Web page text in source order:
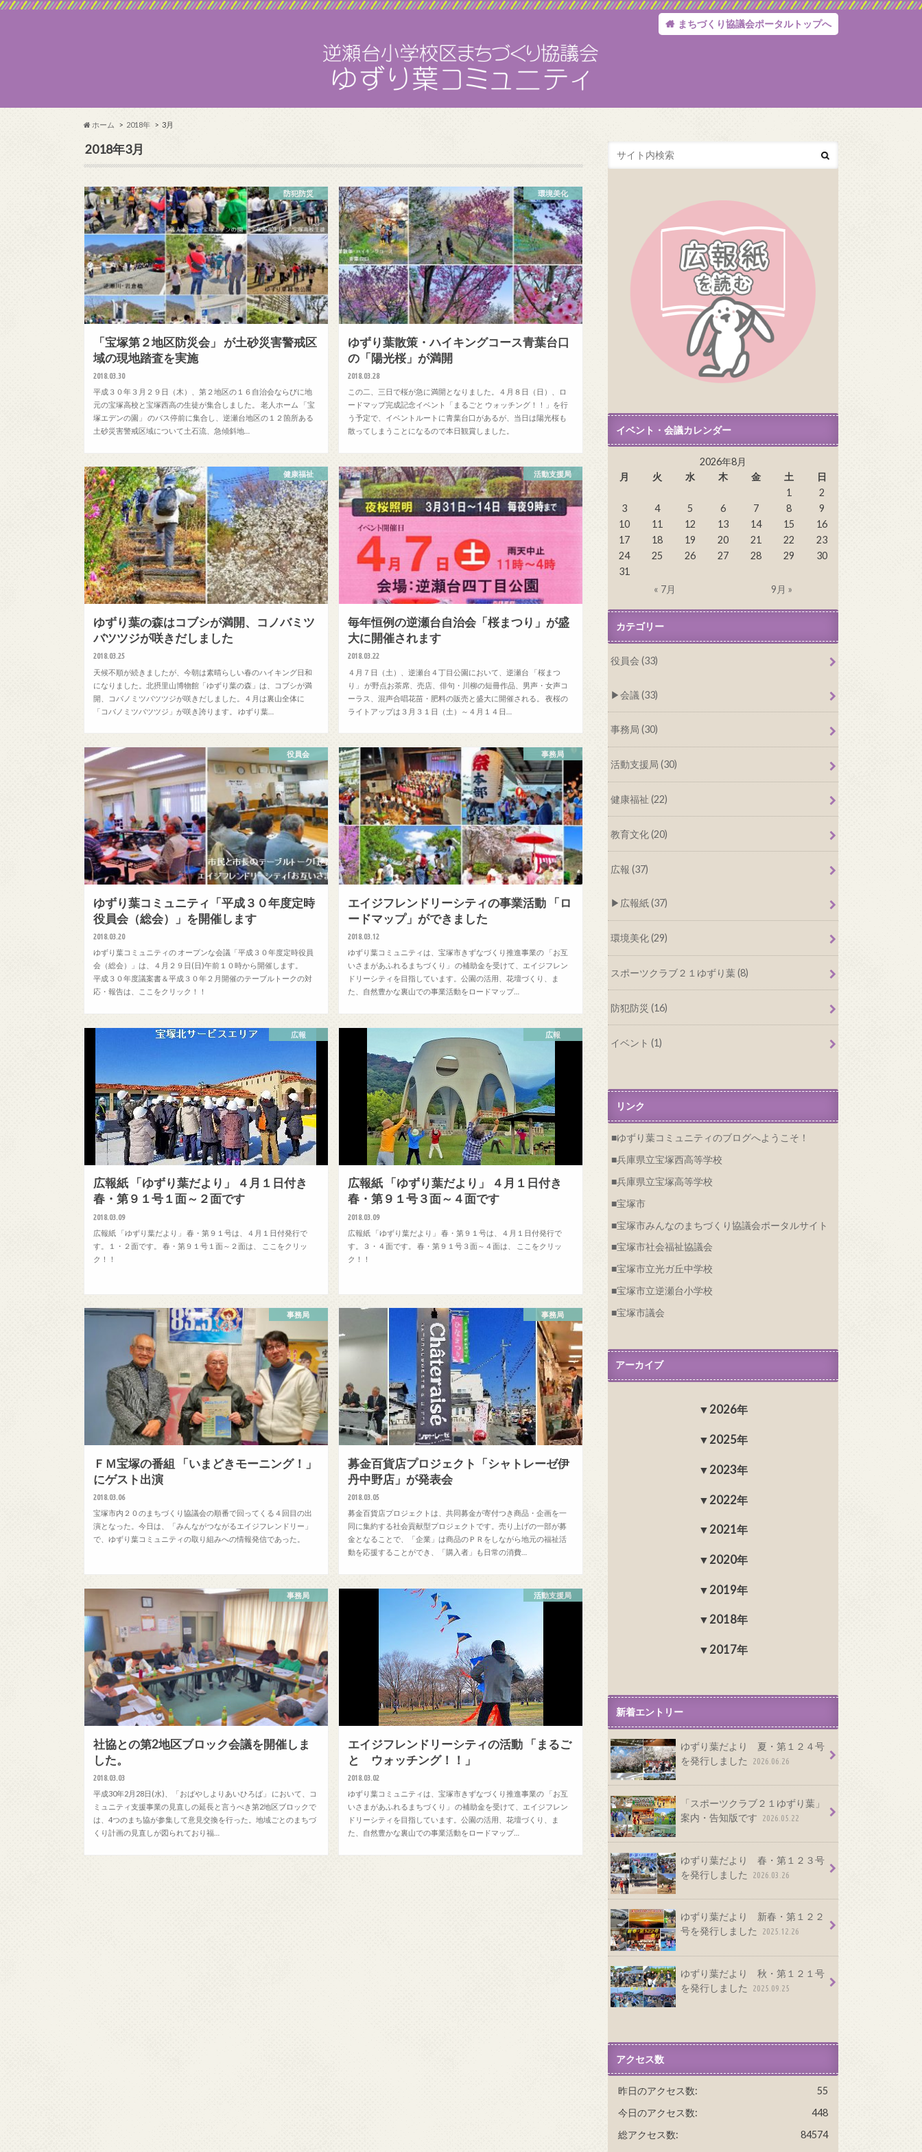
まちづくり協議会ポータルトップへ
ホーム 2018年 3月
2018年3月
防犯防災
「宝塚第２地区防災会」 が土砂災害警戒区
域の現地踏査を実施
2018.03.30
平成３０年３月２９日（木）、第２地区の１６自治会ならびに地
元の宝塚高校と宝塚西高の生徒が集合しました。 老人ホーム 「宝
塚エデンの園」 のバス停前に集合し、逆瀬台地区の１２箇所ある
土砂災害警戒区域について土石流、急傾斜地…
環境美化
ゆずり葉散策・ハイキングコース青葉台口
の「陽光桜」が満開
2018.03.28
この二、三日で桜が急に満開となりました。４月８日（日）、ロ
ードマップ完成記念イベント「まるごと ウォッチング！！」を行
う予定で、イベントルートに青葉台口があるが、当日は陽光桜も
散ってしまうことになるので本日観賞しました。
健康福祉
ゆずり葉の森はコブシが満開、コノバミツ
バツツジが咲きだしました
2018.03.25
天候不順が続きましたが、今朝は素晴らしい春のハイキング日和
になりました。北摂里山博物館「ゆずり葉の森」は、コブシが満
開、コバノミツバツツジが咲きだしました。４月は裏山全体に
「コバノミツバツツジ」が咲き誇ります。 ゆずり葉…
活動支援局
毎年恒例の逆瀬台自治会「桜まつり」が盛
大に開催されます
2018.03.22
４月７日（土）、逆瀬台４丁目公園において、逆瀬台 「桜まつ
り」 が野点お茶席、売店、俳句・川柳の短冊作品、男声・女声コ
ーラス、混声合唱花苗・肥料の販売と盛大に開催される。 夜桜の
ライトアップは３月３１日（土）～４月１４日…
役員会
ゆずり葉コミュニティ「平成３０年度定時
役員会（総会）」を開催します
2018.03.20
ゆずり葉コミュニティの オープンな会議「平成３０年度定時役員
会（総会）」は、４月２９日(日)午前１０時から開催します。
平成３０年度議案書＆平成３０年２月開催のテーブルトークの対
応・報告は、ここをクリック！！
事務局
エイジフレンドリーシティの事業活動 「ロ
ードマップ」ができました
2018.03.12
ゆずり葉コミュニティは、宝塚市きずなづくり推進事業の 「お互
いさまがあふれるまちづくり」 の補助金を受けて、エイジフレン
ドリーシティを目指しています。公園の活用、花壇づくり、ま
た、自然豊かな裏山での事業活動をロードマップ…
広報
広報紙 「ゆずり葉だより」 ４月１日付き
春・第９１号１面～２面です
2018.03.09
広報紙 「ゆずり葉だより」 春・第９１号は、４月１日付発行で
す。１・２面です。 春・第９１号１面～２面は、 ここをクリッ
ク！！
広報
広報紙 「ゆずり葉だより」 ４月１日付き
春・第９１号３面～４面です
2018.03.09
広報紙 「ゆずり葉だより」 春・第９１号は、４月１日付発行で
す。３・４面です。 春・第９１号３面～４面は、 ここをクリッ
ク！！
事務局
ＦＭ宝塚の番組 「いまどきモーニング！」
にゲスト出演
2018.03.06
宝塚市内２０のまちづくり協議会の順番で回ってくる４回目の出
演となった。今日は、「みんながつながるエイジフレンドリー」
で、ゆずり葉コミュニティの取り組みへの情報発信であった。
事務局
募金百貨店プロジェクト「シャトレーゼ伊
丹中野店」が発表会
2018.03.05
募金百貨店プロジェクトは、共同募金が寄付つき商品・企画を一
同に集約する社会貢献型プロジェクトです。売り上げの一部が募
金となることで、「企業」は商品のＰＲをしながら地元の福祉活
動を応援することができ、「購入者」も日常の消費…
事務局
社協との第2地区ブロック会議を開催しま
した。
2018.03.03
平成30年2月28日(水)、「おばやしよりあいひろば」 において、コ
ミュニティ支援事業の見直しの延長と言うべき第2地区ブロックで
は、4つのまち協が参集して意見交換を行った。地域ごとのまちづ
くり計画の見直しが図られており福…
活動支援局
エイジフレンドリーシティの活動 「まるご
と ウォッチング！！」
2018.03.02
ゆずり葉コミュニティは、宝塚市きずなづくり推進事業の 「お互
いさまがあふれるまちづくり」 の補助金を受けて、エイジフレン
ドリーシティを目指しています。公園の活用、花壇づくり、ま
た、自然豊かな裏山での事業活動をロードマップ…
イベント・会議カレンダー
2026年8月
月
火 水 木 金 土
日
1
2
3
4 5 6 7 8
9
10
11 12 13 14 15
16
17
18 19 20 21 22
23
24
25 26 27 28 29
30
31
« 7月
9月 »
カテゴリー
役員会 (33)
会議 (33)
事務局 (30)
活動支援局 (30)
健康福祉 (22)
教育文化 (20)
広報 (37)
広報紙 (37)
環境美化 (29)
スポーツクラブ２１ゆずり葉 (8)
防犯防災 (16)
イベント (1)
リンク
ゆずり葉コミュニティのブログへようこそ！
兵庫県立宝塚西高等学校
兵庫県立宝塚高等学校
宝塚市
宝塚市みんなのまちづくり協議会ポータルサイト
宝塚市社会福祉協議会
宝塚市立光ガ丘中学校
宝塚市立逆瀬台小学校
宝塚市議会
アーカイブ
2026年
2025年
2023年
2022年
2021年
2020年
2019年
2018年
2017年
新着エントリー
ゆずり葉だより 夏・第１２４号
を発行しました
2026.06.26
「スポーツクラブ２１ゆずり葉」
案内・告知版です
2026.05.22
ゆずり葉だより 春・第１２３号
を発行しました
2026.03.26
ゆずり葉だより 新春・第１２２
号を発行しました
2025.12.26
ゆずり葉だより 秋・第１２１号
を発行しました
2025.09.25
アクセス数
55
昨日のアクセス数:
448
今日のアクセス数:
84574
総アクセス数: